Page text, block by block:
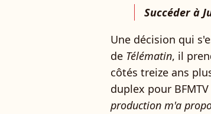
Succéder à
Une décision qui
de Télématin, il
côtés treize ans
duplex pour
production m'a